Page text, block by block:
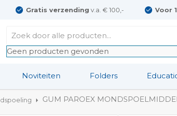
Gratis verzending v.a. € 100,- Voor
Geen producten gevonden
Noviteiten Folders
GUM PAROEX